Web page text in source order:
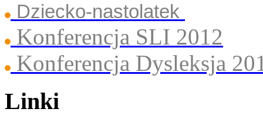
Dziecko-nastolatek
Konferencja SLI 2012
Konferencja Dysleksja
Linki